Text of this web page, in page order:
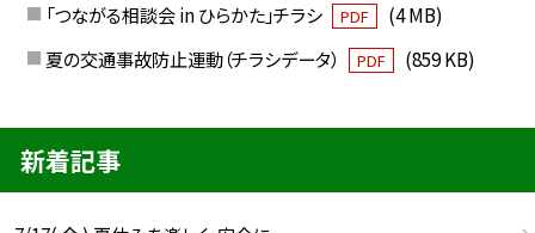
「つながる相談会 in ひらかた」チラシ
PDF
(4 MB)
夏の交通事故防止運動（チラシデータ）
PDF (859 KB)
新着記事